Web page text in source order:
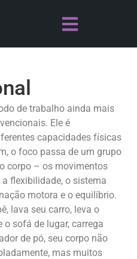
de trabalho ainda mais
Ele é
capacidades físicas
o foco passa de um grupo
corpo – os movimentos
flexibilidade, o sistema
motora e o equilíbrio.
lava seu carro, leva o
o sofá de lugar, carrega
de pó, seu corpo não
mas muitos